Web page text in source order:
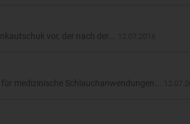
vor, der nach der...
medizinische Schlauchanwendungen...